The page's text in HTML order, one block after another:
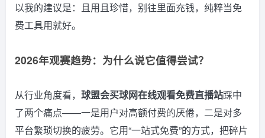
以我的建议是：且用且珍惜，别往里面充钱，纯粹当免
费工具用就好。
2026年观赛趋势：为什么说它值得尝试？
从行业角度看， 球盟会买球网在线观看免费直播站踩中
了两个痛点——一是用户对高额付费的厌倦，二是对多
平台繁琐切换的疲劳。它用“一站式免费”的方式，把碎片